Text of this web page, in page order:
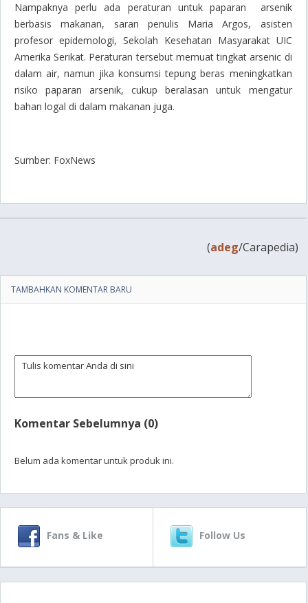
Nampaknya perlu ada peraturan untuk paparan arsenik
berbasis makanan, saran penulis Maria Argos, asisten
profesor epidemologi, Sekolah Kesehatan Masyarakat UIC
Amerika Serikat. Peraturan tersebut memuat tingkat arsenic di
dalam air, namun jika konsumsi tepung beras meningkatkan
risiko paparan arsenik, cukup beralasan untuk mengatur
bahan logal di dalam makanan juga.
Sumber: FoxNews
(adeg/Carapedia)
TAMBAHKAN KOMENTAR BARU
Komentar Sebelumnya (0)
Belum ada komentar untuk produk ini.
Fans & Like Follow Us